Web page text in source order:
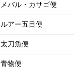
メバル・カサゴ便
ルアー五目便
太刀魚便
青物便